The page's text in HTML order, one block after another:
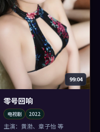
99:04
零号回响
电视剧 2022
主演：黄渤、章子怡 等